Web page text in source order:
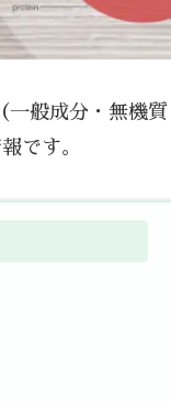
一般成分・無機
です。